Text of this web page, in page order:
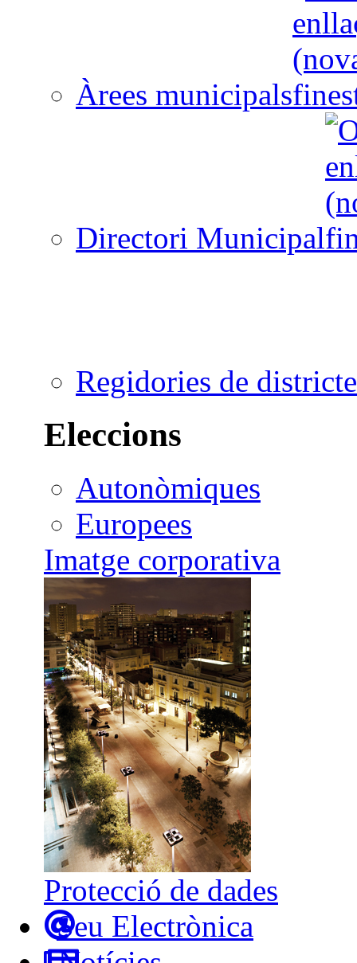
Àrees municipals
Directori Municipal
Regidories de districte
Eleccions
Autonòmiques
Europees
Imatge corporativa
Protecció de dades
Seu Electrònica